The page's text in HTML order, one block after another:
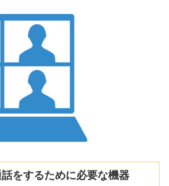
をするために必要な機器